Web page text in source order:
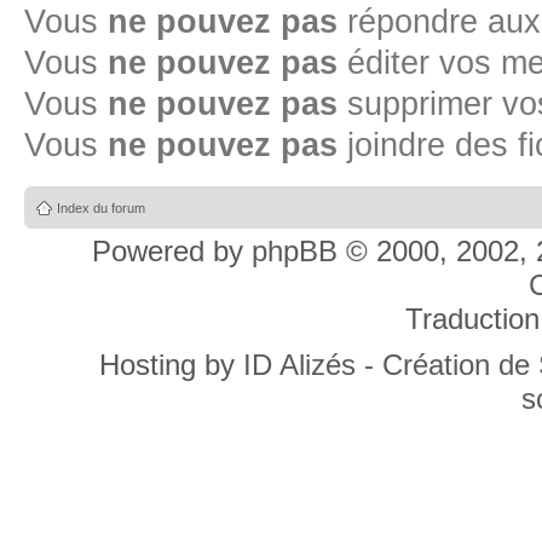
Vous ne pouvez pas répondre
Vous ne pouvez pas éditer vos
Vous ne pouvez pas supprimer
Vous ne pouvez pas joindre des
Index du forum
Powered by phpBB © 2000, 2002,
Hosting by ID Alizés - Création